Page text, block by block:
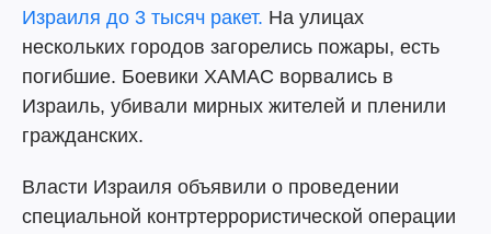
Израиля до 3 тысяч ракет. На улицах
нескольких городов загорелись пожары, есть
погибшие. Боевики ХАМАС ворвались в
Израиль, убивали мирных жителей и пленили
гражданских.
Власти Израиля объявили о проведении
специальной контртеррористической операции